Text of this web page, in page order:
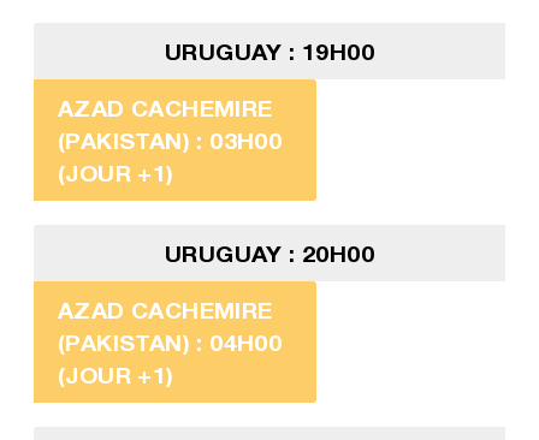
URUGUAY : 19H00
AZAD CACHEMIRE
(PAKISTAN) : 03H00
(JOUR +1)
URUGUAY : 20H00
AZAD CACHEMIRE
(PAKISTAN) : 04H00
(JOUR +1)